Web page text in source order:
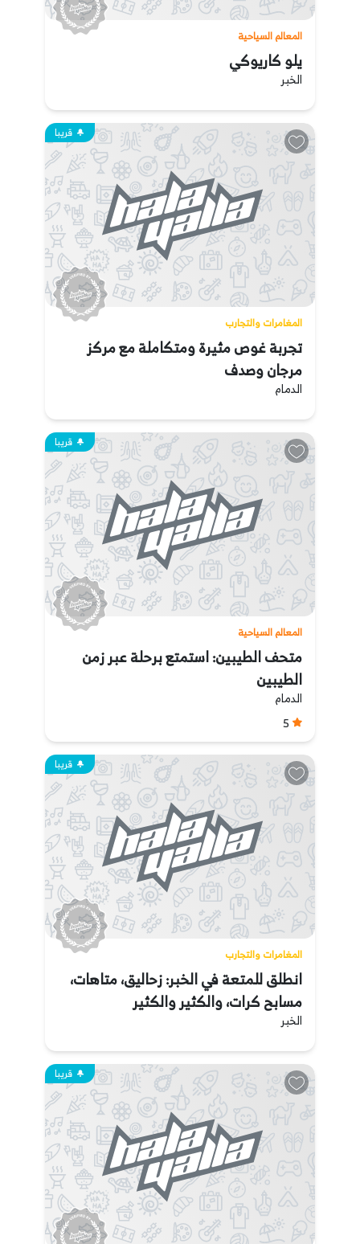
المعالم السياحية
يلو كاريوكي
الخبر
قريبا
المغامرات والتجارب
تجربة غوص مثيرة ومتكاملة مع مركز
مرجان وصدف
الدمام
قريبا
المعالم السياحية
متحف الطيبين: استمتع برحلة عبر زمن
الطيبين
الدمام
5
قريبا
المغامرات والتجارب
انطلق للمتعة في الخبر: زحاليق، متاهات،
مسابح كرات، والكثير والكثير
الخبر
قريبا